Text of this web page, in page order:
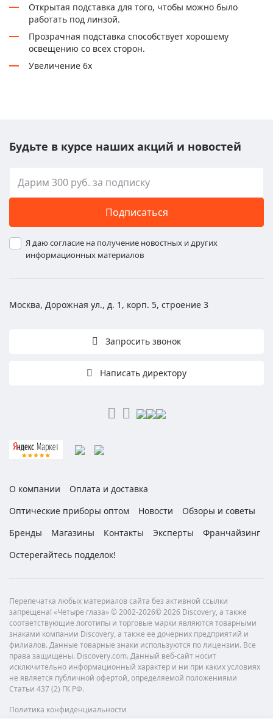
Открытая подставка для того, чтобы можно было
работать под линзой.
Прозрачная подставка способствует хорошему
освещению со всех сторон.
Увеличение 6х
Будьте в курсе наших акций и новостей
Подписаться
Я даю согласие на получение новостных и других
информационных материалов
Москва, Дорожная ул., д. 1, корп. 5, строение 3
Запросить звонок
Написать директору
О компании
Оплата и доставка
Оптические приборы оптом
Новости
Обзоры и советы
Бренды
Магазины Контакты Эксперты
Франчайзинг
Остерегайтесь подделок!
Перепечатка любых материалов сайта без активной ссылки
запрещена! «Четыре глаза» © 2002-2026© 2026 Discovery, а также
соответствующие логотипы и торговые марки являются товарными
знаками компании Discovery, а также ее дочерних предприятий и
филиалов. Данные товарные знаки используются по лицензии. Все
права защищены. Discovery.com. Данный веб-сайт носит
исключительно информационный характер и ни при каких условиях
не является публичной офертой, определяемой положениями
Статьи 437 (2) ГК РФ.
Политика конфиденциальности